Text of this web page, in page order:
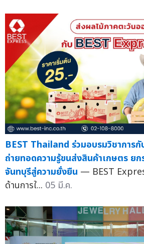
BEST Thailand ร่วมอบรมวิชาการ
ถ่ายทอดความรู้ขนส่งสินค้าเกษตร ยก
จันทบุรีสู่ความยั่งยืน — BEST
ด้านการใ... 05 มี.ค.